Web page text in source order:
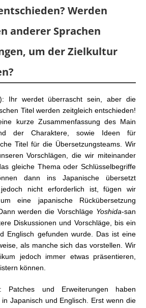
Werden
anderer Sprachen
um der Zielkultur
Ihr werdet überrascht sein, aber die
Titel werden zeitgleich entschieden!
kurze Zusammenfassung des Main
der Charaktere, sowie Ideen für
Titel für die Übersetzungsteams. Wir
Vorschlägen, die wir miteinander
gleiche Thema oder Schlüsselbegriffe
dann ins Japanische übersetzt
nicht erforderlich ist, fügen wir
eine japanische Rückübersetzung
werden die Vorschläge Yoshida-san
Diskussionen und Vorschläge, bis ein
Englisch gefunden wurde. Das ist eine
als manche sich das vorstellen. Wir
jedoch immer etwas präsentieren,
können.
Patches und Erweiterungen haben
Japanisch und Englisch. Erst wenn die